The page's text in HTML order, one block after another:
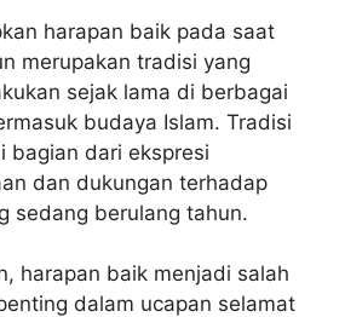
harapan baik pada saat
merupakan tradisi yang
sejak lama di berbagai
budaya Islam. Tradisi
bagian dari ekspresi
dan dukungan terhadap
sedang berulang tahun.
harapan baik menjadi salah
dalam ucapan selamat